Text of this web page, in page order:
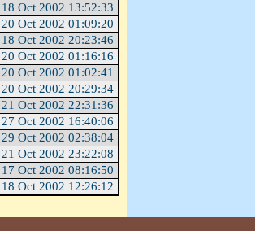
18 Oct 2002 13:52:33
20 Oct 2002 01:09:20
18 Oct 2002 20:23:46
20 Oct 2002 01:16:16
20 Oct 2002 01:02:41
20 Oct 2002 20:29:34
21 Oct 2002 22:31:36
27 Oct 2002 16:40:06
29 Oct 2002 02:38:04
21 Oct 2002 23:22:08
17 Oct 2002 08:16:50
18 Oct 2002 12:26:12